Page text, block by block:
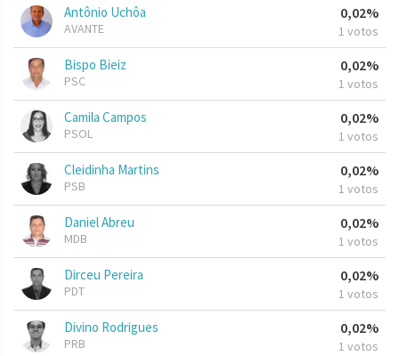
Antônio Uchôa
AVANTE
0,02%
1 votos
Bispo Bieiz
PSC
0,02%
1 votos
Camila Campos
PSOL
0,02%
1 votos
Cleidinha Martins
PSB
0,02%
1 votos
Daniel Abreu
MDB
0,02%
1 votos
Dirceu Pereira
PDT
0,02%
1 votos
Divino Rodrigues
PRB
0,02%
1 votos